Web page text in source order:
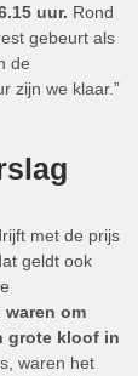
uur. Rond
gebeurt als
de
zijn we klaar.”
met de prijs
geldt ook
waren om
grote kloof in
waren het